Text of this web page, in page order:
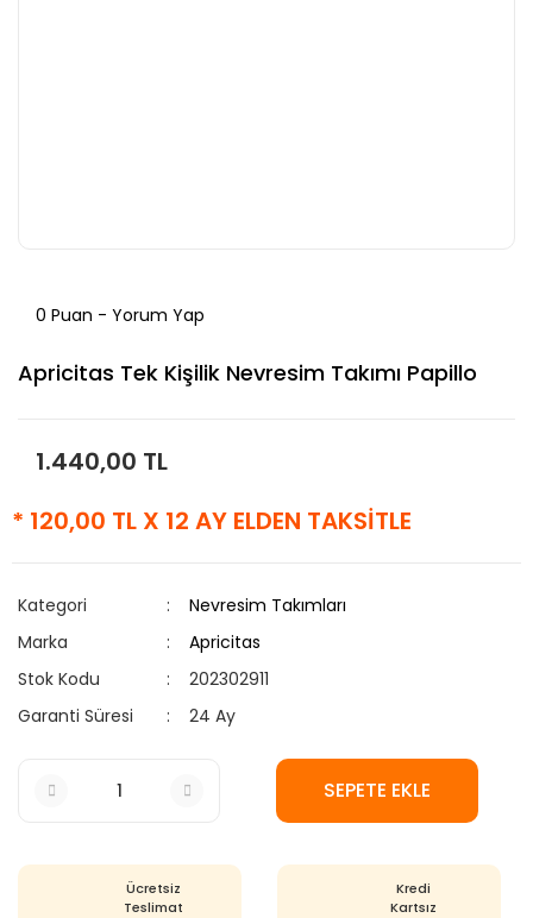
0 Puan - Yorum Yap
Apricitas Tek Kişilik Nevresim Takımı Papillo
1.440,00 TL
* 120,00 TL X 12 AY ELDEN TAKSİTLE
Kategori
Nevresim Takımları
Marka
Apricitas
Stok Kodu
202302911
Garanti Süresi
24 Ay
SEPETE EKLE
Ücretsiz
Teslimat
Kredi
Kartsız